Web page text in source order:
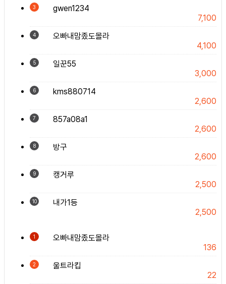
3
gwen1234
7,100
4
오빠내맘좄도몰라
4,100
5
일꾼55
3,000
6
kms880714
2,600
7
857a08a1
2,600
8
방구
2,600
9
캥거루
2,500
10
내가1등
2,500
1
오빠내맘좄도몰라
136
2
울트라킵
22